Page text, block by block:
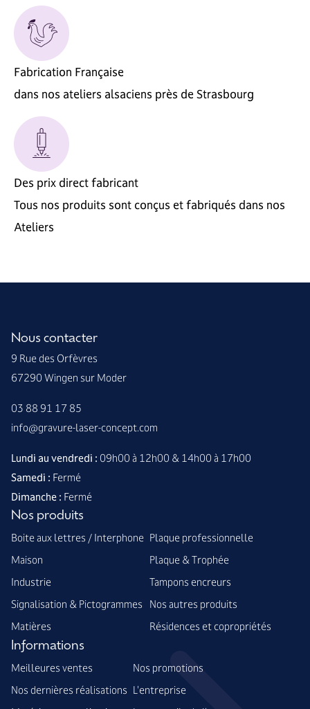
Fabrication Française
dans nos ateliers alsaciens près de Strasbourg
Des prix direct fabricant
Tous nos produits sont conçus et fabriqués dans nos
Ateliers
Nous contacter
9 Rue des Orfèvres
67290 Wingen sur Moder
03 88 91 17 85
info@gravure-laser-concept.com
Lundi au vendredi : 09h00 à 12h00 & 14h00 à 17h00
Samedi : Fermé
Dimanche : Fermé
Nos produits
Boite aux lettres / Interphone Plaque professionnelle
Maison
Plaque & Trophée
Industrie
Tampons encreurs
Signalisation & Pictogrammes
Nos autres produits
Matières
Résidences et copropriétés
Informations
Meilleures ventes
Nos promotions
Nos dernières réalisations L'entreprise